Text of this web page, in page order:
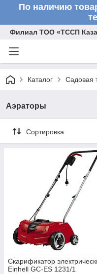
По наличию
Филиал ТОО «ТССП
Каталог Садовая
Аэраторы
Сортировка
Скарификатор
Einhell GC-ES 1231/1